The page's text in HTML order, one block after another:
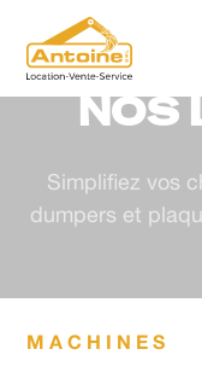
NOS
Simplifiez vos
dumpers et
MACHINES